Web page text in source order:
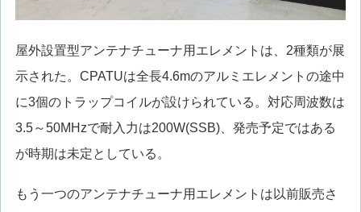
屋外設置型アンテナチューナ用エレメントは、2種類が展
示された。CPATUは全長4.6mのアルミエレメントの途中
に3個のトラップコイルが設けられている。対応周波数は
3.5～50MHzで耐入力は200W(SSB)、発売予定ではある
が時期は未定としている。
もう一つのアンテナチューナ用エレメントは以前販売さ